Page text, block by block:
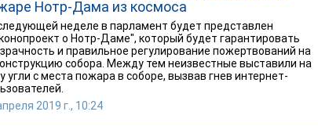
Нотр-Дама из космоса
неделе в парламент будет представлен
о Нотр-Даме", который будет гарантировать
и правильное регулирование пожертвований на
собора. Между тем неизвестные выставили на
угли с места пожара в соборе, вызвав гнев интернет-
2019 г., 10:24